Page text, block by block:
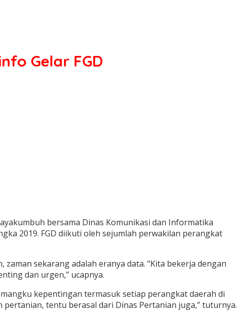
Gelar FGD
bersama Dinas Komunikasi dan Informatika
2019. FGD diikuti oleh sejumlah perwakilan perangkat
sekarang adalah eranya data. “Kita bekerja dengan
dan urgen,” ucapnya.
kepentingan termasuk setiap perangkat daerah di
pertanian, tentu berasal dari Dinas Pertanian juga,” tuturnya.